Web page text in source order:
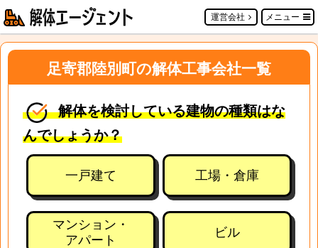
運営会社 メニュー
足寄郡陸別町の解体工事会社一覧
解体を検討している建物の種類はな
んでしょうか？
一戸建て 工場・倉庫
マンション・
アパート
ビル